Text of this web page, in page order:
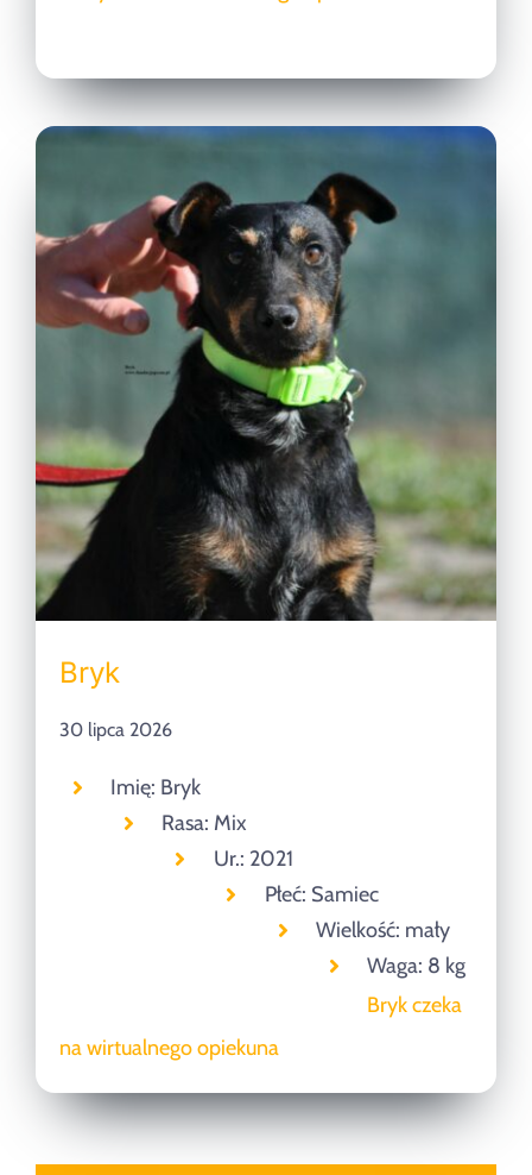
Bryk
30 lipca 2026
Imię: Bryk
Rasa: Mix
Ur.: 2021
Płeć: Samiec
Wielkość: mały
Waga: 8 kg
Bryk czeka
na wirtualnego opiekuna